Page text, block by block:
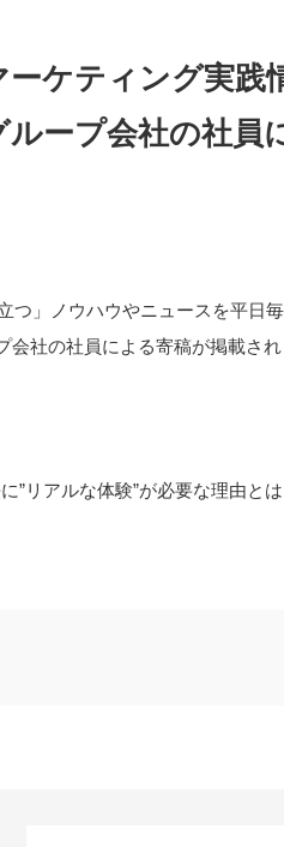
ーケティング実践
ループ会社の社員
つ」ノウハウやニュースを平日
社の社員による寄稿が掲載され
”リアルな体験”が必要な理由とは